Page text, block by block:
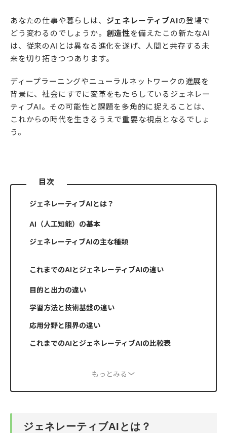
あなたの仕事や暮らしは、 ジェネレーティブAIの登場で
どう変わるのでしょうか。 創造性を備えたこの新たなAI
は、従来のAIとは異なる進化を遂げ、人間と共存する未
来を切り拓きつつあります。
ディープラーニングやニューラルネットワークの進展を
背景に、社会にすでに変革をもたらしているジェネレー
ティブAI。その可能性と課題を多角的に捉えることは、
これからの時代を生きるうえで重要な視点となるでしょ
う。
目次
ジェネレーティブAIとは？
AI（人工知能）の基本
ジェネレーティブAIの主な種類
これまでのAIとジェネレーティブAIの違い
目的と出力の違い
学習方法と技術基盤の違い
応用分野と限界の違い
これまでのAIとジェネレーティブAIの比較表
もっとみる
ジェネレーティブAIとは？